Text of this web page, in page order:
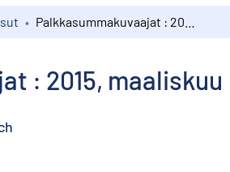
: 2015, maaliskuu